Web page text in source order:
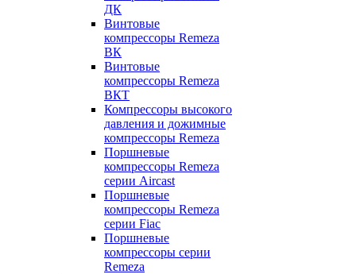
ДК
Винтовые
компрессоры Remeza
ВК
Винтовые
компрессоры Remeza
ВКТ
Компрессоры высокого
давления и дожимные
компрессоры Remeza
Поршневые
компрессоры Remeza
серии Aircast
Поршневые
компрессоры Remeza
серии Fiac
Поршневые
компрессоры серии
Remeza